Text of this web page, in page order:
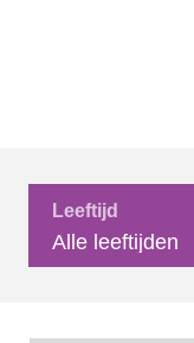
Leeftijd
Alle leeftijden